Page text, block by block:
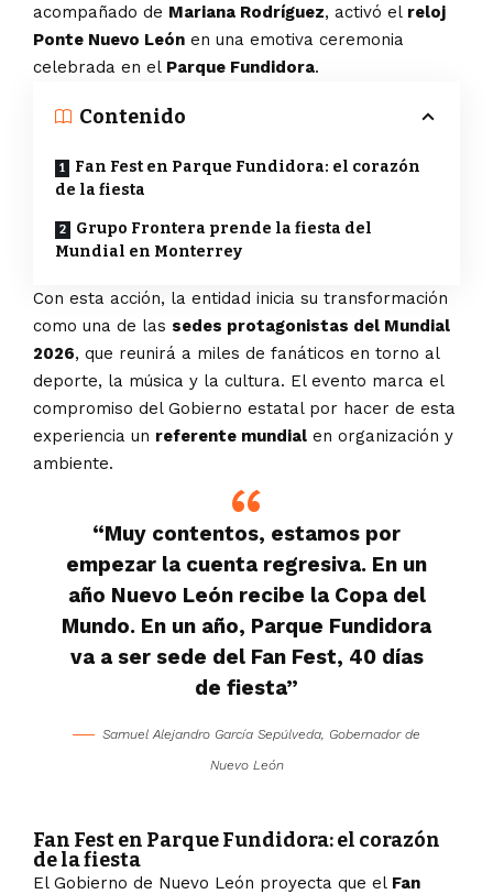
acompañado de Mariana Rodríguez, activó el reloj
Ponte Nuevo León en una emotiva ceremonia
celebrada en el Parque Fundidora.
Contenido
Fan Fest en Parque Fundidora: el corazón
de la fiesta
Grupo Frontera prende la fiesta del
Mundial en Monterrey
Con esta acción, la entidad inicia su transformación
como una de las sedes protagonistas del Mundial
2026, que reunirá a miles de fanáticos en torno al
deporte, la música y la cultura. El evento marca el
compromiso del Gobierno estatal por hacer de esta
experiencia un referente mundial en organización y
ambiente.
“Muy contentos, estamos por
empezar la cuenta regresiva. En un
año Nuevo León recibe la Copa del
Mundo. En un año, Parque Fundidora
va a ser sede del Fan Fest, 40 días
de fiesta”
Samuel Alejandro García Sepúlveda, Gobernador de
Nuevo León
Fan Fest en Parque Fundidora: el corazón
de la fiesta
El Gobierno de Nuevo León proyecta que el Fan